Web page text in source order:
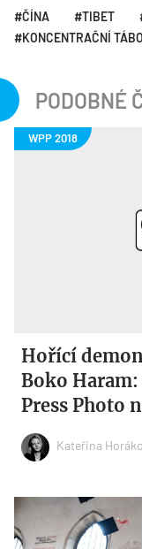
ČÍNA TIBET
KONCENTRAČNÍ
PODOBNÉ
Hořící
Boko
Press Photo
Kateřina